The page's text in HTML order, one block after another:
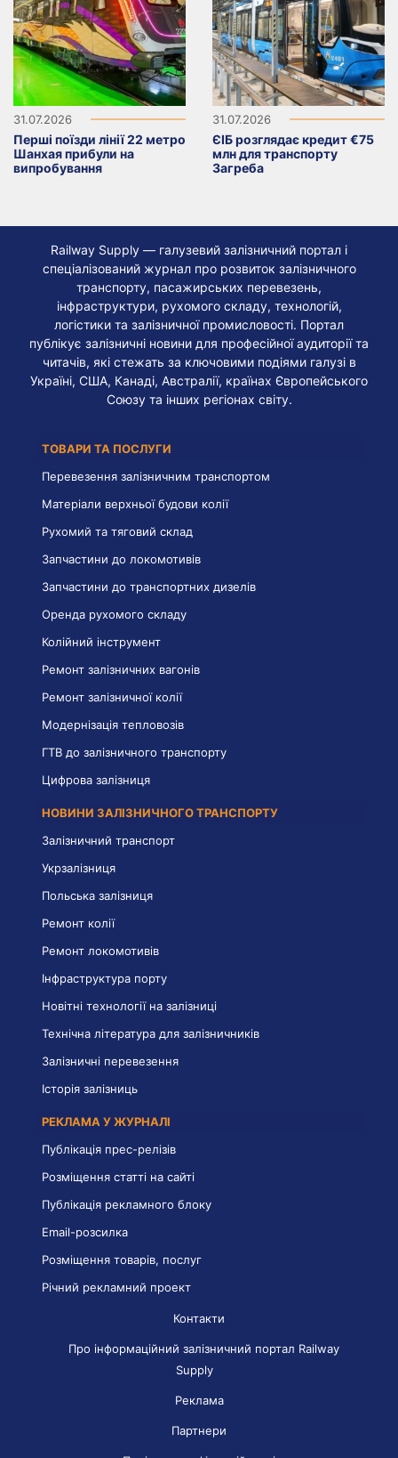
31.07.2026
Перші поїзди лінії 22 метро
Шанхая прибули на
випробування
31.07.2026
ЄІБ розглядає кредит €75
млн для транспорту
Загреба
Railway Supply — галузевий залізничний портал і
спеціалізований журнал про розвиток залізничного
транспорту, пасажирських перевезень,
інфраструктури, рухомого складу, технологій,
логістики та залізничної промисловості. Портал
публікує залізничні новини для професійної аудиторії та
читачів, які стежать за ключовими подіями галузі в
Україні, США, Канаді, Австралії, країнах Європейського
Союзу та інших регіонах світу.
ТОВАРИ ТА ПОСЛУГИ
Перевезення залізничним транспортом
Матеріали верхньої будови колії
Рухомий та тяговий склад
Запчастини до локомотивів
Запчастини до транспортних дизелів
Оренда рухомого складу
Колійний інструмент
Ремонт залізничних вагонів
Ремонт залізничної колії
Модернізація тепловозів
ГТВ до залізничного транспорту
Цифрова залізниця
НОВИНИ ЗАЛІЗНИЧНОГО ТРАНСПОРТУ
Залізничний транспорт
Укрзалізниця
Польська залізниця
Ремонт колії
Ремонт локомотивів
Інфраструктура порту
Новітні технології на залізниці
Технічна література для залізничників
Залізничні перевезення
Історія залізниць
РЕКЛАМА У ЖУРНАЛІ
Публікація прес-релізів
Розміщення статті на сайті
Публікація рекламного блоку
Email-розсилка
Розміщення товарів, послуг
Річний рекламний проект
Контакти
Про інформаційний залізничний портал Railway
Supply
Реклама
Партнери